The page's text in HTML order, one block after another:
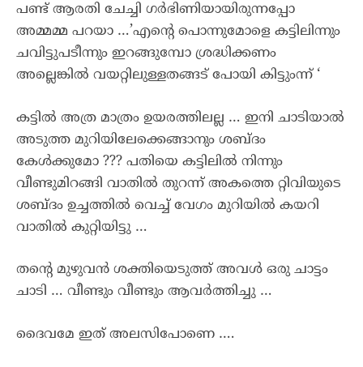
പണ്ട് ആരതി ചേച്ചി ഗർഭിണിയായിരുന്നപ്പോ
അമ്മമ്മ പറയാ …’എന്റെ പൊന്നുമോളെ കട്ടിലിന്നും
ചവിട്ടുപടീന്നും ഇറങ്ങുമ്പോ ശ്രദ്ധിക്കണം
അല്ലെങ്കിൽ വയറ്റിലുള്ളതങ്ങട് പോയി കിട്ടുംന്ന് ‘
കട്ടിൽ അത്ര മാത്രം ഉയരത്തിലല്ല … ഇനി ചാടിയാൽ
അടുത്ത മുറിയിലേക്കെങ്ങാനും ശബ്ദം
കേൾക്കുമോ ??? പതിയെ കട്ടിലിൽ നിന്നും
വീണ്ടുമിറങ്ങി വാതിൽ തുറന്ന് അകത്തെ റ്റിവിയുടെ
ശബ്ദം ഉച്ചത്തിൽ വെച്ച് വേഗം മുറിയിൽ കയറി
വാതിൽ കുറ്റിയിട്ടു …
തന്റെ മുഴുവൻ ശക്തിയെടുത്ത് അവൾ ഒരു ചാട്ടം
ചാടി … വീണ്ടും വീണ്ടും ആവർത്തിച്ചു …
ദൈവമേ ഇത് അലസിപോണെ ….